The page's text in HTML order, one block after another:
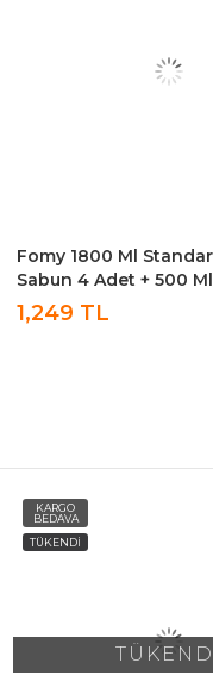
Fomy 1800 Ml
Sabun 4 Adet + 500
Sabun
1,249 TL
KARGO
BEDAVA
TÜKENDİ